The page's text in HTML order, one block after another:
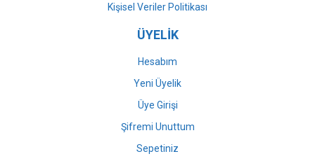
Kişisel Veriler Politikası
ÜYELİK
Hesabım
Yeni Üyelik
Üye Girişi
Şifremi Unuttum
Sepetiniz